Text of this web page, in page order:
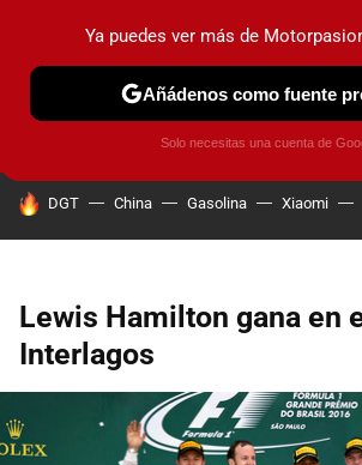
PRUEBAS COCHES ELÉCTRICOS
HOY SE HABLA DE
DGT China Gasolina Xiaomi
Lewis Hamilton gana en
Interlagos
Ya puedes ver más de
Añádenos como fuente
Solo necesitas una cuenta de